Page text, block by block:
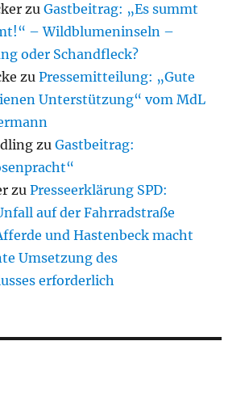
zuGastbeitrag: „Es summt
– Wildblumeninseln –
oder Schandfleck?
zuPressemitteilung: „Gute
Unterstützung“ vom MdL
zuGastbeitrag:
zuPresseerklärung SPD:
auf der Fahrradstraße
und Hastenbeck macht
Umsetzung des
erforderlich